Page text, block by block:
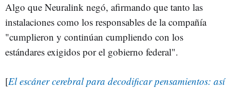
Algo que Neuralink negó, afirmando que tanto las
instalaciones como los responsables de la compañía
"cumplieron y continúan cumpliendo con los
estándares exigidos por el gobierno federal".
[El escáner cerebral para decodificar pensamientos: así